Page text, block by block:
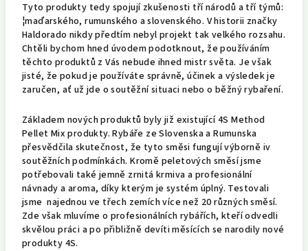
Tyto produkty tedy spojují zkušenosti tří národů a tří týmů:
¦maďarského, rumunského a slovenského. V historii značky
Haldorado nikdy předtím nebyl projekt tak velkého rozsahu.
Chtěli bychom hned úvodem podotknout, že používáním
těchto produktů z Vás nebude ihned mistr světa. Je však
jisté, že pokud je používáte správně, účinek a výsledek je
zaručen, ať už jde o soutěžní situaci nebo o běžný rybaření.
Základem nových produktů byly již existující 4S Method
Pellet Mix produkty. Rybáře ze Slovenska a Rumunska
přesvědčila skutečnost, že tyto směsi fungují výborně iv
soutěžních podmínkách. Kromě peletových směsí jsme
potřebovali také jemně zrnitá krmiva a profesionální
návnady a aroma, díky kterým je systém úplný. Testovali
jsme najednou ve třech zemích více než 20 různých směsí.
Zde však mluvíme o profesionálních rybářích, kteří odvedli
skvělou práci a po přibližně devíti měsících se narodily nové
produkty 4S.